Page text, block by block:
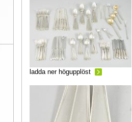
ladda ner högupplöst